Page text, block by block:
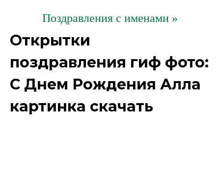
Поздравления с именами »
Открытки
поздравления гиф фото:
С Днем Рождения Алла
картинка скачать